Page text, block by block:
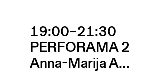
19:00–21:30
PERFORAMA 2
Anna-Marija Adomaityte & Gautier Teuscher, Marc Oosterhoff, Catol Teixeira, Ouinch Ouinch